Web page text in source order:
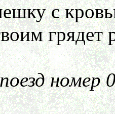
с
грядет
номер